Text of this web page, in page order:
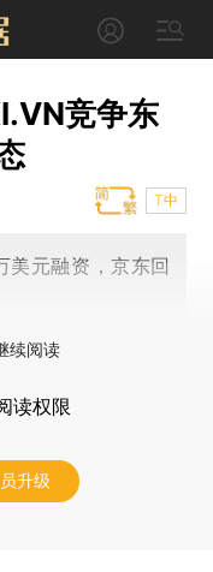
竞争东
T中
美元融资，京东回
续阅读
读权限
升级